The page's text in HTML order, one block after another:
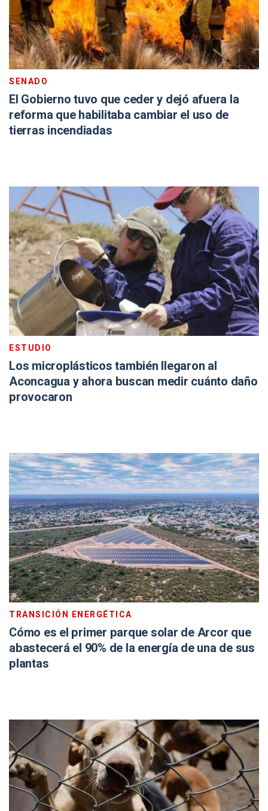
SENADO
El Gobierno tuvo que ceder y dejó afuera la
reforma que habilitaba cambiar el uso de
tierras incendiadas
ESTUDIO
Los microplásticos también llegaron al
Aconcagua y ahora buscan medir cuánto daño
provocaron
TRANSICIÓN ENERGÉTICA
Cómo es el primer parque solar de Arcor que
abastecerá el 90% de la energía de una de sus
plantas